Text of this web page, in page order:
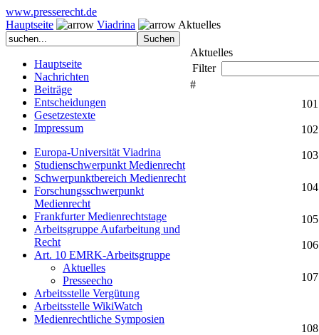
www.presserecht.de
Hauptseite
Viadrina Aktuelles
Hauptseite
Nachrichten
Beiträge
Entscheidungen
Gesetzestexte
Impressum
Europa-Universität Viadrina
Studienschwerpunkt Medienrecht
Schwerpunktbereich Medienrecht
Forschungsschwerpunkt
Medienrecht
Frankfurter Medienrechtstage
Arbeitsgruppe Aufarbeitung und
Recht
Art. 10 EMRK-Arbeitsgruppe
Aktuelles
Presseecho
Arbeitsstelle Vergütung
Arbeitsstelle WikiWatch
Medienrechtliche Symposien
Aktuelles
Filter
#
101
102
103
104
105
106
107
108